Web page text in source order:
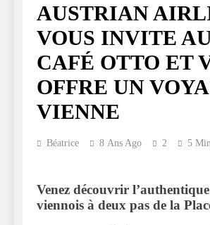
AUSTRIAN
VOUS INVITE
CAFÉ OTTO ET
OFFRE UN
VIENNE
Béatrice 8 Ans Ago 2 5
Venez découvrir
viennois à deux pas de la